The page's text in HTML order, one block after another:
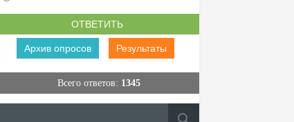
Архив опросов Результаты
Всего ответов: 1345